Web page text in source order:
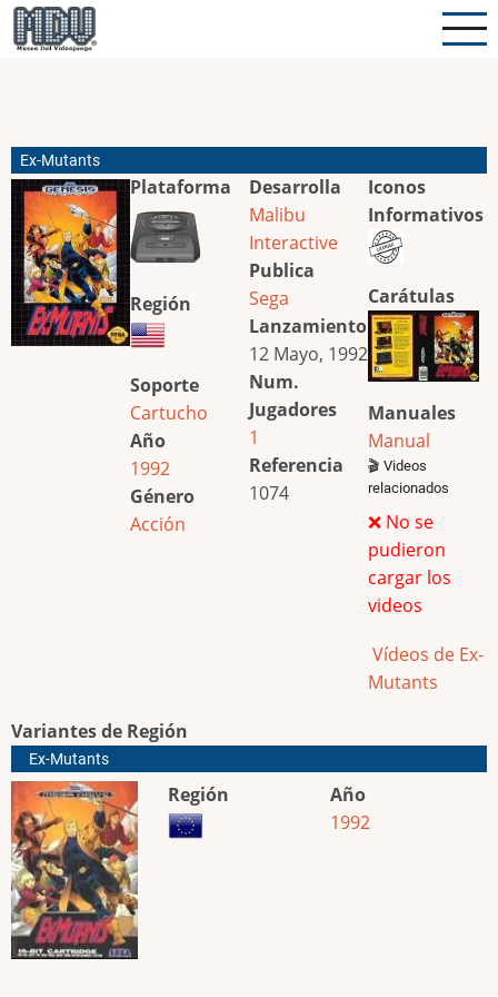
Pasar
al
Ex-Mutants
Plataforma
Región
Soporte
Cartucho
Año
1992
Género
Acción
Desarrolla
Malibu
Interactive
Publica
Sega
Lanzamiento
12 Mayo, 1992
Num.
Jugadores
1
Referencia
1074
Iconos
Informativos
Carátulas
Manuales
Manual
🎬 Videos
relacionados
❌ No se
pudieron
cargar los
videos
Vídeos de Ex-
Mutants
Variantes de Región
Ex-Mutants
Región
Año
1992